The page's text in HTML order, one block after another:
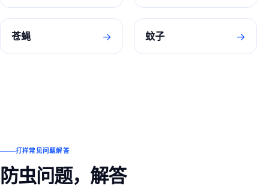
苍蝇 → 蚊子 →
打样常见问题解答
防虫问题，解答